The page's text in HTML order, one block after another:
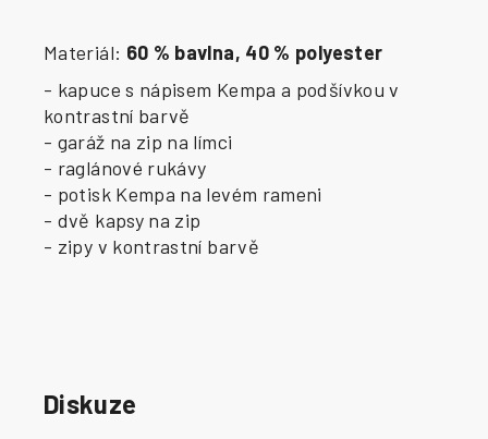
Materiál: 60 % bavlna, 40 % polyester
- kapuce s nápisem Kempa a podšívkou v
kontrastní barvě
- garáž na zip na límci
- raglánové rukávy
- potisk Kempa na levém rameni
- dvě kapsy na zip
- zipy v kontrastní barvě
Diskuze